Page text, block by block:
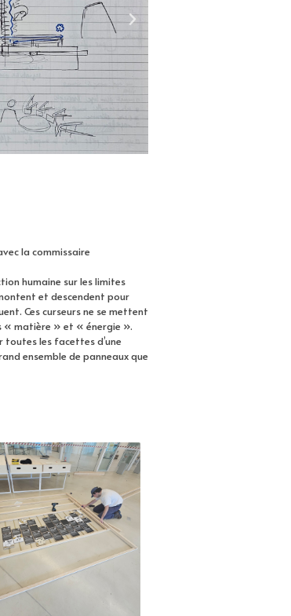
la commissaire
humaine sur les limites
et descendent pour
Ces curseurs ne se mettent
« matière » et « énergie ».
toutes les facettes d’une
ensemble de panneaux que